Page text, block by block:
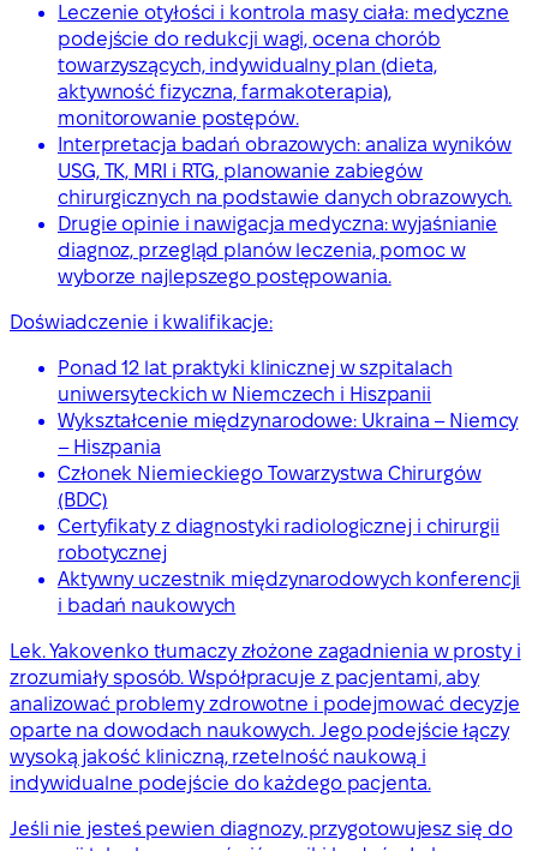
Leczenie otyłości i kontrola masy ciała: medyczne
podejście do redukcji wagi, ocena chorób
towarzyszących, indywidualny plan (dieta,
aktywność fizyczna, farmakoterapia),
monitorowanie postępów.
Interpretacja badań obrazowych: analiza wyników
USG, TK, MRI i RTG, planowanie zabiegów
chirurgicznych na podstawie danych obrazowych.
Drugie opinie i nawigacja medyczna: wyjaśnianie
diagnoz, przegląd planów leczenia, pomoc w
wyborze najlepszego postępowania.
Doświadczenie i kwalifikacje:
Ponad 12 lat praktyki klinicznej w szpitalach
uniwersyteckich w Niemczech i Hiszpanii
Wykształcenie międzynarodowe: Ukraina – Niemcy
– Hiszpania
Członek Niemieckiego Towarzystwa Chirurgów
(BDC)
Certyfikaty z diagnostyki radiologicznej i chirurgii
robotycznej
Aktywny uczestnik międzynarodowych konferencji
i badań naukowych
Lek. Yakovenko tłumaczy złożone zagadnienia w prosty i
zrozumiały sposób. Współpracuje z pacjentami, aby
analizować problemy zdrowotne i podejmować decyzje
oparte na dowodach naukowych. Jego podejście łączy
wysoką jakość kliniczną, rzetelność naukową i
indywidualne podejście do każdego pacjenta.
Jeśli nie jesteś pewien diagnozy, przygotowujesz się do